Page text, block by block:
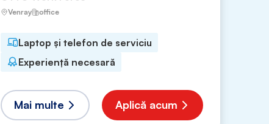
Venray office
Laptop și telefon de serviciu
Experiență necesară
Mai multe Aplică acum